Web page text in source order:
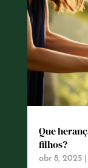
Que
filhos?
abr 8, 2025|